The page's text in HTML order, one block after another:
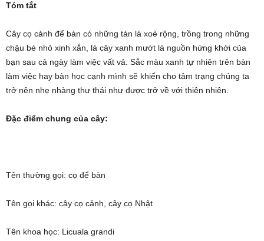
Tóm tắt
Cây cọ cảnh để bàn có những tán lá xoè rộng, trồng trong những
chậu bé nhỏ xinh xắn, lá cây xanh mướt là nguồn hứng khởi của
bạn sau cả ngày làm việc vất vả. Sắc màu xanh tự nhiên trên bàn
làm việc hay bàn học cạnh mình sẽ khiến cho tâm trạng chúng ta
trở nên nhẹ nhàng thư thái như được trở về với thiên nhiên.
Đặc điểm chung của cây:
Tên thường gọi: cọ để bàn
Tên gọi khác: cây cọ cảnh, cây cọ Nhật
Tên khoa học: Licuala grandi